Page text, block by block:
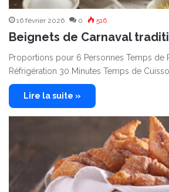
16 février 2026 0 516
Beignets de Carnaval
Proportions pour 6 Personnes Temps de
Réfrigération 30 Minutes Temps de
Lire la suite »